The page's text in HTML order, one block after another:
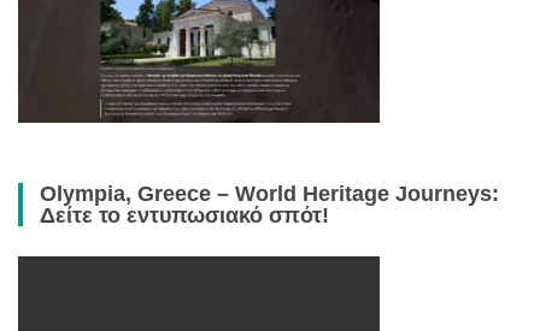
Olympia, Greece – World Heritage Journeys:
Δείτε το εντυπωσιακό σπότ!